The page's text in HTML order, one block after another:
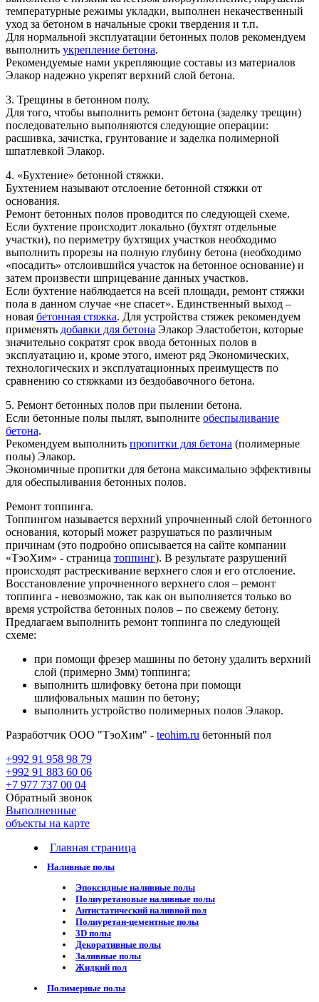
температурные режимы укладки, выполнен некачественный
уход за бетоном в начальные сроки твердения и т.п.
Для нормальной эксплуатации бетонных полов рекомендуем
выполнить укрепление бетона.
Рекомендуемые нами укрепляющие составы из материалов
Элакор надежно укрепят верхний слой бетона.
3. Трещины в бетонном полу.
Для того, чтобы выполнить ремонт бетона (заделку трещин)
последовательно выполняются следующие операции:
расшивка, зачистка, грунтование и заделка полимерной
шпатлевкой Элакор.
4. «Бухтение» бетонной стяжки.
Бухтением называют отслоение бетонной стяжки от
основания.
Ремонт бетонных полов проводится по следующей схеме.
Если бухтение происходит локально (бухтят отдельные
участки), по периметру бухтящих участков необходимо
выполнить прорезы на полную глубину бетона (необходимо
«посадить» отслоившийся участок на бетонное основание) и
затем произвести шприцевание данных участков.
Если бухтение наблюдается на всей площади, ремонт стяжки
пола в данном случае «не спасет». Единственный выход –
новая бетонная стяжка. Для устройства стяжек рекомендуем
применять добавки для бетона Элакор Эластобетон, которые
значительно сократят срок ввода бетонных полов в
эксплуатацию и, кроме этого, имеют ряд Экономических,
технологических и эксплуатационных преимуществ по
сравнению со стяжками из бездобавочного бетона.
5. Ремонт бетонных полов при пылении бетона.
Если бетонные полы пылят, выполните обеспыливание
бетона.
Рекомендуем выполнить пропитки для бетона (полимерные
полы) Элакор.
Экономичные пропитки для бетона максимально эффективны
для обеспыливания бетонных полов.
Ремонт топпинга.
Топпингом называется верхний упрочненный слой бетонного
основания, который может разрушаться по различным
причинам (это подробно описывается на сайте компании
«ТэоХим» - страница топпинг). В результате разрушений
происходят растрескивание верхнего слоя и его отслоение.
Восстановление упрочненного верхнего слоя – ремонт
топпинга - невозможно, так как он выполняется только во
время устройства бетонных полов – по свежему бетону.
Предлагаем выполнить ремонт топпинга по следующей
схеме:
при помощи фрезер машины по бетону удалить верхний
слой (примерно 3мм) топпинга;
выполнить шлифовку бетона при помощи
шлифовальных машин по бетону;
выполнить устройство полимерных полов Элакор.
Разработчик ООО "ТэоХим" - teohim.ru бетонный пол
+992 91 958 98 79
+992 91 883 60 06
+7 977 737 00 04
Обратный звонок
Выполненные
объекты на карте
Главная страница
Наливные полы
Эпоксидные наливные полы
Полиуретановые наливные полы
Антистатический наливной пол
Полиуретан-цементные полы
3D полы
Декоративные полы
Заливные полы
Жидкий пол
Полимерные полы